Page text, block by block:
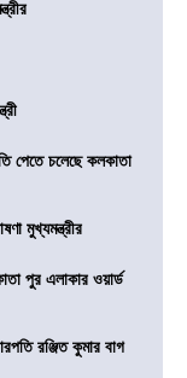
পেতে চলেছে কলকাতা
মুখ্যমন্ত্রীর
পুর এলাকার ওয়ার্ড
রঞ্জিত কুমার বাগ